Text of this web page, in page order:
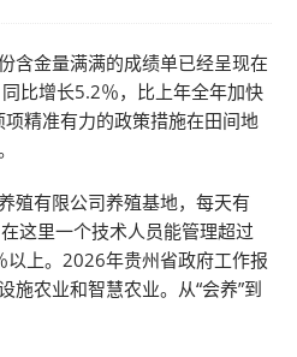
含金量满满的成绩单已经呈现在
比增长5.2％，比上年全年加快
精准有力的政策措施在田间地
殖有限公司养殖基地，每天有
这里一个技术人员能管理超过
上。2026年贵州省政府工作报
施农业和智慧农业。从“会养”到